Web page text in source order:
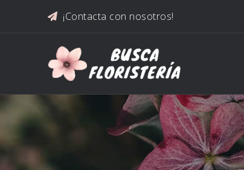
¡Contacta con nosotros!